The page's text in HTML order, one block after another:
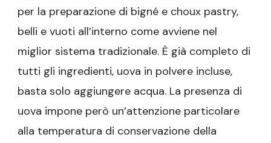
per la preparazione di bigné e choux pastry,
belli e vuoti all’interno come avviene nel
miglior sistema tradizionale. È già completo di
tutti gli ingredienti, uova in polvere incluse,
basta solo aggiungere acqua. La presenza di
uova impone però un’attenzione particolare
alla temperatura di conservazione della